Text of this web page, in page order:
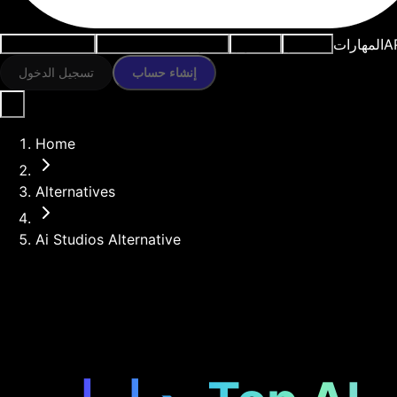
المهارات
تسجيل الدخول إنشاء حساب
Home
Alternatives
Ai Studios Alternative